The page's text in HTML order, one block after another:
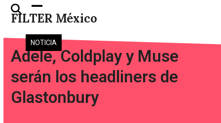
Skip
FILTER México
Open
mobile
menu
Close
mobile
menu
NOTICIA
Adele, Coldplay y Muse
serán los headliners de
Glastonbury